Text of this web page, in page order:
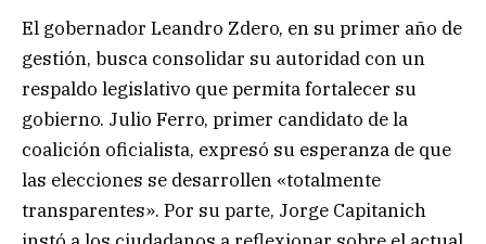
El gobernador Leandro Zdero, en su primer año de
gestión, busca consolidar su autoridad con un
respaldo legislativo que permita fortalecer su
gobierno. Julio Ferro, primer candidato de la
coalición oficialista, expresó su esperanza de que
las elecciones se desarrollen «totalmente
transparentes». Por su parte, Jorge Capitanich